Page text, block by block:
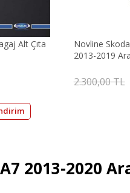
Alt Çıta
Novline
2013-2019
2.300,00 TL
2013-2020